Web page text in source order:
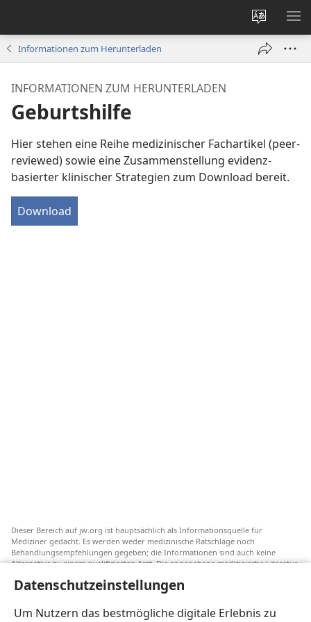
Datenschutzeinstellungen
Um Nutzern das bestmögliche digitale Erlebnis zu
ändern
Informationen zum Herunterladen
INFORMATIONEN ZUM HERUNTERLADEN
Geburtshilfe
Hier stehen eine Reihe medizinischer Fachartikel (peer-
reviewed) sowie eine Zusammenstellung evidenz-
basierter klinischer Strategien zum Download bereit.
Download
Dieser Bereich auf jw.org ist hauptsächlich als Informationsquelle für
Mediziner gedacht. Es werden weder medizinische Ratschläge noch
Behandlungsempfehlungen gegeben; die Informationen sind auch keine
Alternative zu einem qualifizierten Arzt. Die angegebene medizinische Literatur
Transfusionsalternativen hin, die in Erwägung gezogen werden können. Jeder
Mediziner steht selbst in der Pflicht, seinen Informationsstand aktuell zu
halten, verschiedene Behandlungsmethoden abzuwägen und Patienten dabei
zu helfen, eine Behandlung entsprechend ihrer Gesundheit und gemäß ihren